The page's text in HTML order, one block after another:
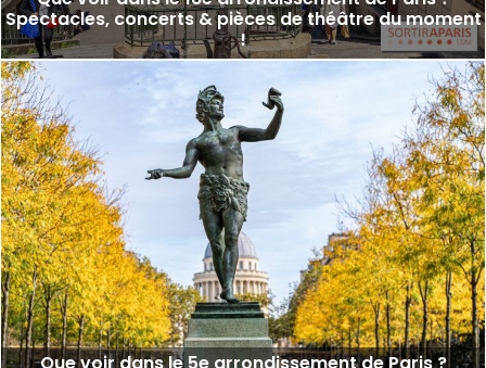
Spectacles, concerts & pièces de théâtre du moment
!